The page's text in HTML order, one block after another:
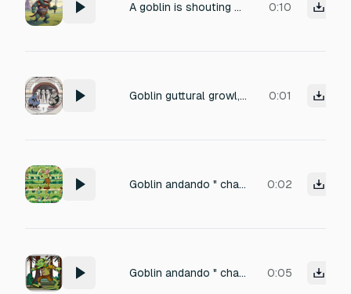
A goblin is shouting a war cry. 0:10
Goblin guttural growl, gremlin chatter, hostile muttering 0:01
Goblin andando " chaf... chaf ... " Na grama 0:02
Goblin andando " chaf... chaf ... " 0:05